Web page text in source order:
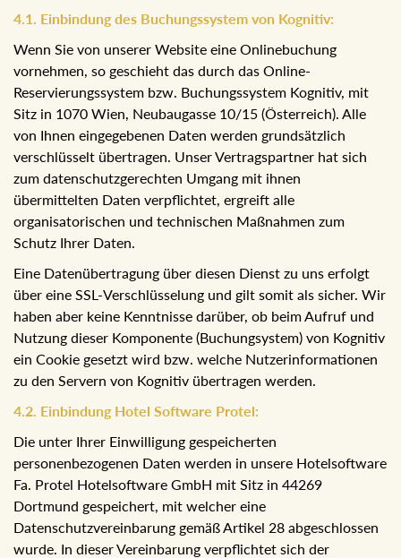
Google Datenschutz
4. Zusammenarbeit mit Auftragsverarbeitern
4.1. Einbindung des Buchungssystem von Kognitiv:
Wenn Sie von unserer Website eine Onlinebuchung
vornehmen, so geschieht das durch das Online-
Reservierungssystem bzw. Buchungssystem Kognitiv, mit
Sitz in 1070 Wien, Neubaugasse 10/15 (Österreich). Alle
von Ihnen eingegebenen Daten werden grundsätzlich
verschlüsselt übertragen. Unser Vertragspartner hat sich
zum datenschutzgerechten Umgang mit ihnen
organisatorischen und technischen Maßnahmen zum
Eine Datenübertragung über diesen Dienst zu uns erfolgt
über eine SSL-Verschlüsselung und gilt somit als sicher.
Wir haben aber keine Kenntnisse darüber, ob beim Aufruf
Kognitiv ein Cookie gesetzt wird bzw. welche
Nutzerinformationen zu den Servern von Kognitiv
übertragen werden.
Die unter Ihrer Einwilligung gespeicherten
personenbezogenen Daten werden in unsere